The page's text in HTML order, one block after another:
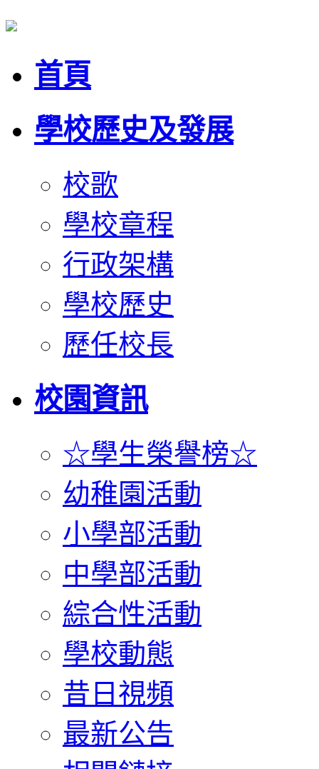
首頁
學校歷史及發展
校歌
學校章程
行政架構
學校歷史
歷任校長
校園資訊
☆學生榮譽榜☆
幼稚園活動
小學部活動
中學部活動
綜合性活動
學校動態
昔日視頻
最新公告